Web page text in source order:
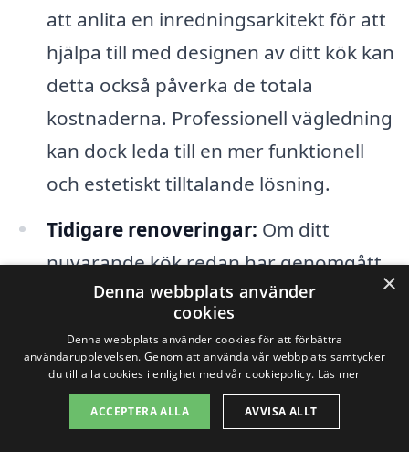
att anlita en inredningsarkitekt för att
hjälpa till med designen av ditt kök kan
detta också påverka de totala
kostnaderna. Professionell vägledning
kan dock leda till en mer funktionell
och estetiskt tilltalande lösning.
Tidigare renoveringar: Om ditt
nuvarande kök redan har genomgått
renoveringar kan det påverka priset
på nya arbeten. Det kan finnas dolda
problem som uppkommer när du
börjar riva ner väggar eller luckor,
vilket kan leda till extra kostnader.
×
Denna webbplats använder
cookies
Denna webbplats använder cookies för att förbättra
användarupplevelsen. Genom att använda vår webbplats samtycker
du till alla cookies i enlighet med vår cookiepolicy. Läs mer
ACCEPTERA ALLA AVVISA ALLT